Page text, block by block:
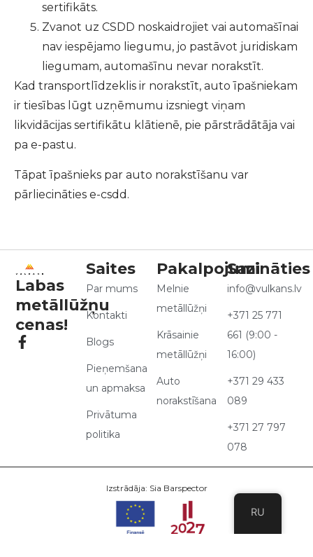
sertifikāts.
Zvanot uz CSDD noskaidrojiet vai automašīnai
nav iespējamo liegumu, jo pastāvot juridiskam
liegumam, automašīnu nevar norakstīt.
Kad transportlīdzeklis ir norakstīt, auto īpašniekam
ir tiesības lūgt uzņēmumu izsniegt viņam
likvidācijas sertifikātu klātienē, pie pārstrādātāja vai
pa e-pastu.
Tāpat īpašnieks par auto norakstīšanu var
pārliecināties e-csdd.
Labas
metāllūžņu
cenas!
Saites
Par mums
Kontakti
Blogs
Pieņemšana
un apmaksa
Privātuma
politika
Pakalpojumi
Melnie
metāllūžņi
Krāsainie
metāllūžņi
Auto
norakstīšana
Sazināties
info@vulkans.lv
+371 25 771
661 (9:00 -
16:00)
+371 29 433
089
+371 27 797
078
Izstrādāja: Sia Barspector
RU